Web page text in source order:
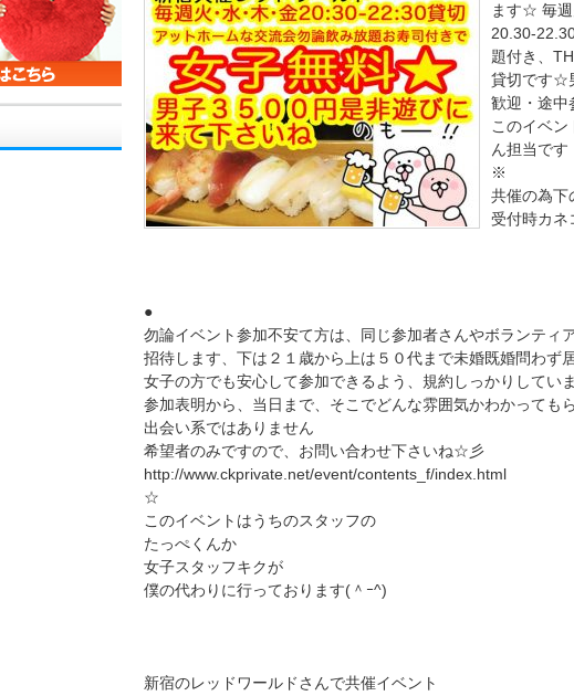
ます☆ 毎週
20.30-
題付き、
貸切です☆
歓迎・途中
このイベ
ん担当です
※
共催の為下
受付時カ
●
勿論イベント参加不安て方は、同じ参加者さんやボランティ
招待します、下は２１歳から上は５０代まで未婚既婚問わず
女子の方でも安心して参加できるよう、規約しっかりしてい
参加表明から、当日まで、そこでどんな雰囲気かわかっても
出会い系ではありません
希望者のみですので、お問い合わせ下さいね☆彡
http://www.ckprivate.net/event/contents_f/index.html
☆
このイベントはうちのスタッフの
たっぺくんか
女子スタッフキクが
僕の代わりに行っております(＾ｰ^)
新宿のレッドワールドさんで共催イベント